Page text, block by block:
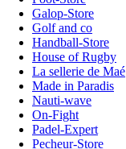
Galop-Store
Golf and co
Handball-Store
House of Rugby
La sellerie de Maé
Made in Paradis
Nauti-wave
On-Fight
Padel-Expert
Pecheur-Store